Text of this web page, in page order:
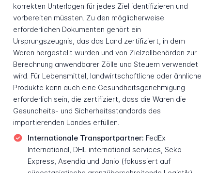
korrekten Unterlagen für jedes Ziel identifizieren und
vorbereiten müssten. Zu den möglicherweise
erforderlichen Dokumenten gehört ein
Ursprungszeugnis, das das Land zertifiziert, in dem
Waren hergestellt wurden und von Zielzollbehörden zur
Berechnung anwendbarer Zölle und Steuern verwendet
wird. Für Lebensmittel, landwirtschaftliche oder ähnliche
Produkte kann auch eine Gesundheitsgenehmigung
erforderlich sein, die zertifiziert, dass die Waren die
Gesundheits- und Sicherheitsstandards des
importierenden Landes erfüllen.
Internationale Transportpartner: FedEx
International, DHL international services, Seko
Express, Asendia und Janio (fokussiert auf